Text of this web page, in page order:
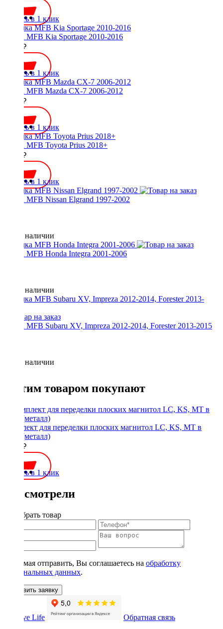
Купить в 1 клик
Рамка MFB Kia Sportage 2010-2016
2100 ₽
Купить в 1 клик
Рамка MFB Mazda CX-7 2006-2012
2000 ₽
Купить в 1 клик
Рамка MFB Toyota Prius 2018+
3000 ₽
Купить в 1 клик
Рамка MFB Nissan Elgrand 1997-2002
Нет в наличии
Рамка MFB Honda Integra 2001-2006
Нет в наличии
Рамка MFB Subaru XV, Impreza 2012-2014, Forester 2013-2015
Нет в наличии
С этим товаром покупают
Комплект для переделки плоских магнитол LC, KS, MT в
1Din (металл)
1900 ₽
Купить в 1 клик
Вы смотрели
Подобрать товар
Нажимая отправить, Вы соглашаетесь на обработку
персональных данных.
Оставить заявку
Обратная связь